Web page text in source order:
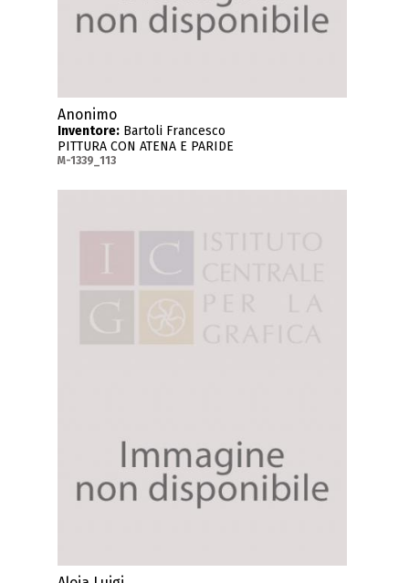
Anonimo
Inventore: Bartoli Francesco
PITTURA CON ATENA E PARIDE
M-1339_113